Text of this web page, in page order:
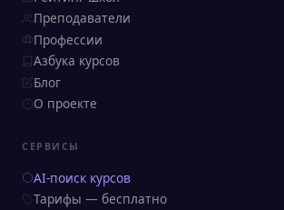
Преподаватели
Профессии
Азбука курсов
Блог
О проекте
СЕРВИСЫ
AI-поиск курсов
Тарифы — бесплатно